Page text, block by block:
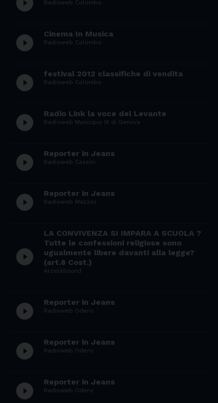
Radioweb Colombo
play_circle_filled Cinema In Musica
Radioweb Colombo
play_circle_filled festival 2012 classifiche di vendita
Radioweb Colombo
play_circle_filled Radio Link la voce del Levante
Radioweb Municipio IX di Genova
play_circle_filled Reporter in Jeans
Radioweb Cassini
play_circle_filled Reporter in Jeans
Radioweb Mazzini
play_circle_filled
LA CONVIVENZA SI IMPARA A SCUOLA ?
Tutte le confessioni religiose sono
ugualmente libere davanti alla legge?
(art.8 Cost.)
ArzelàSound
play_circle_filled Reporter in Jeans
Radioweb Odero
play_circle_filled Reporter in Jeans
Radioweb Odero
play_circle_filled Reporter in Jeans
Radioweb Odero